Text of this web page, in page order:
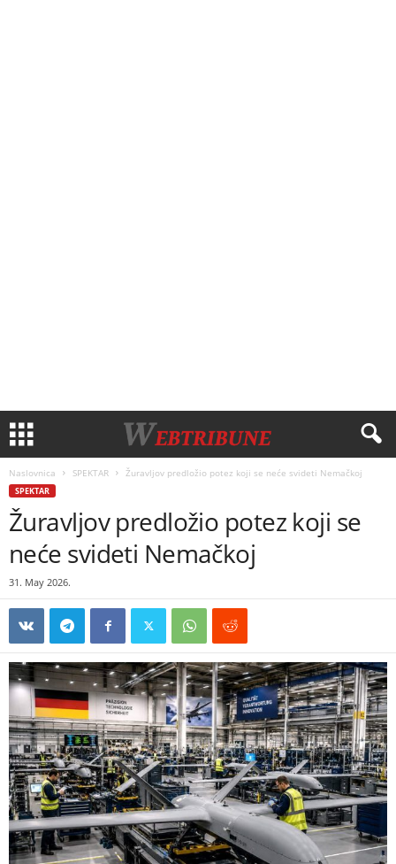
Naslovnica SPEKTAR Žuravljov predložio potez koji se neće svideti Nemačkoj
SPEKTAR
Žuravljov predložio potez koji se
neće svideti Nemačkoj
31. May 2026.